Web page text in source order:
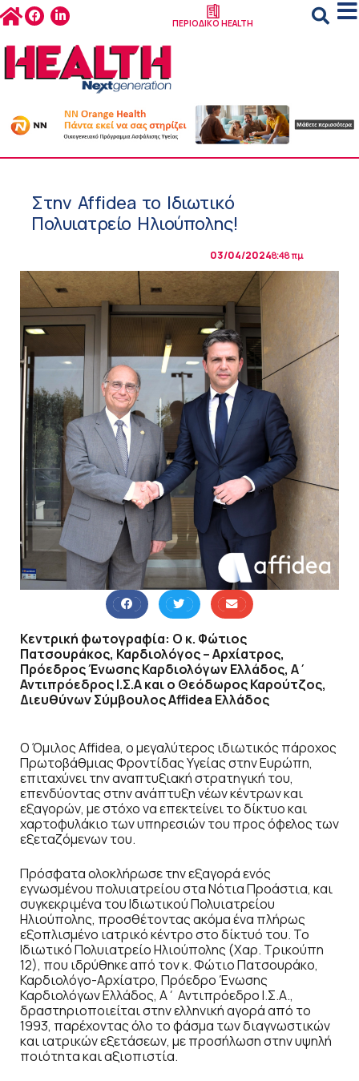
ΠΕΡΙΟΔΙΚΟ HEALTH
Στην Affidea το Ιδιωτικό
Πολυιατρείο Ηλιούπολης!
03/04/20248:48 πμ
Κεντρική φωτογραφία: Ο κ. Φώτιος
Πατσουράκος, Καρδιολόγος – Αρχίατρος,
Πρόεδρος Ένωσης Καρδιολόγων Ελλάδος, Α΄
Αντιπρόεδρος Ι.Σ.Α και ο Θεόδωρος Καρούτζος,
Διευθύνων Σύμβουλος Affidea Ελλάδος
Ο Όμιλος Affidea, ο μεγαλύτερος ιδιωτικός πάροχος
Πρωτοβάθμιας Φροντίδας Υγείας στην Ευρώπη,
επιταχύνει την αναπτυξιακή στρατηγική του,
επενδύοντας στην ανάπτυξη νέων κέντρων και
εξαγορών, με στόχο να επεκτείνει το δίκτυο και
χαρτοφυλάκιο των υπηρεσιών του προς όφελος των
εξεταζόμενων του.
Πρόσφατα ολοκλήρωσε την εξαγορά ενός
εγνωσμένου πολυιατρείου στα Νότια Προάστια, και
συγκεκριμένα του Ιδιωτικού Πολυιατρείου
Ηλιούπολης, προσθέτοντας ακόμα ένα πλήρως
εξοπλισμένο ιατρικό κέντρο στο δίκτυό του. Το
Ιδιωτικό Πολυιατρείο Ηλιούπολης (Χαρ. Τρικούπη
12), που ιδρύθηκε από τον κ. Φώτιο Πατσουράκο,
Καρδιολόγο-Αρχίατρο, Πρόεδρο Ένωσης
Καρδιολόγων Ελλάδος, Α΄ Αντιπρόεδρο Ι.Σ.Α.,
δραστηριοποιείται στην ελληνική αγορά από το
1993, παρέχοντας όλο το φάσμα των διαγνωστικών
και ιατρικών εξετάσεων, με προσήλωση στην υψηλή
ποιότητα και αξιοπιστία.